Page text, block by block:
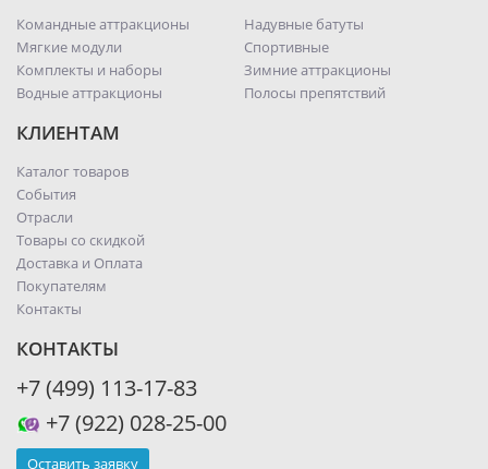
Командные аттракционы
Надувные батуты
Мягкие модули
Спортивные
Комплекты и наборы
Зимние аттракционы
Водные аттракционы
Полосы препятствий
КЛИЕНТАМ
Каталог товаров
События
Отрасли
Товары со скидкой
Доставка и Оплата
Покупателям
Контакты
КОНТАКТЫ
+7 (499) 113-17-83
+7 (922) 028-25-00
Оставить заявку